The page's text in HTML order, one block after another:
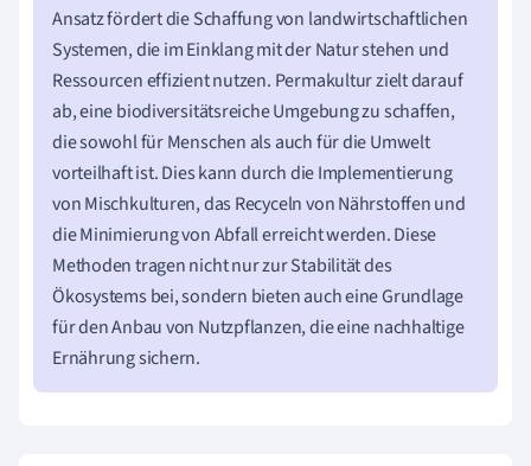
Ansatz fördert die Schaffung von landwirtschaftlichen
Systemen, die im Einklang mit der Natur stehen und
Ressourcen effizient nutzen. Permakultur zielt darauf
ab, eine biodiversitätsreiche Umgebung zu schaffen,
die sowohl für Menschen als auch für die Umwelt
vorteilhaft ist. Dies kann durch die Implementierung
von Mischkulturen, das Recyceln von Nährstoffen und
die Minimierung von Abfall erreicht werden. Diese
Methoden tragen nicht nur zur Stabilität des
Ökosystems bei, sondern bieten auch eine Grundlage
für den Anbau von Nutzpflanzen, die eine nachhaltige
Ernährung sichern.